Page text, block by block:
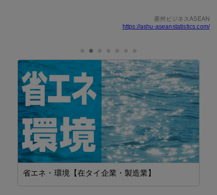
亜州ビジネスASEAN
https://ashu-aseanstatistics.com/
省エネ・環境【在タイ企業・製造業】